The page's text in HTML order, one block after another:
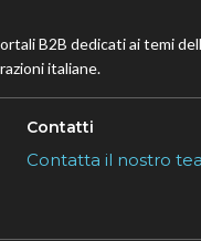
B2B dedicati ai temi
italiane.
Contatti
Contatta il nostro